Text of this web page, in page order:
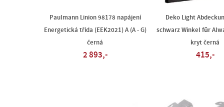
Paulmann Linion 98178 napájení
Energetická třída (EEK2021) A (A - G)
černá
2 893,-
Deko Light
schwarz Winkel für
kryt černá
415,-